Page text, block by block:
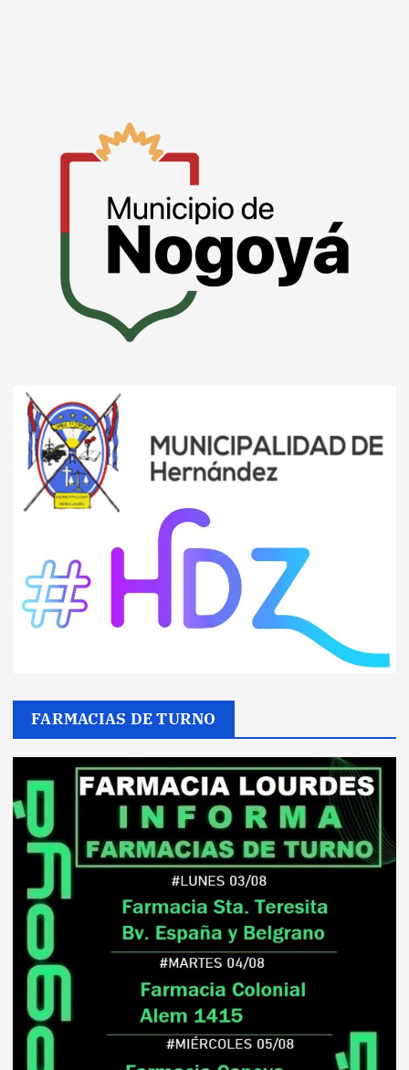
FARMACIAS DE TURNO